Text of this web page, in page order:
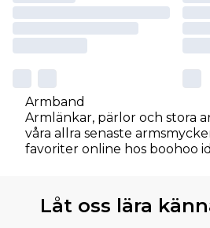
Armband
Armlänkar, pärlor och stora
våra allra senaste
favoriter online hos boohoo
Låt oss lära